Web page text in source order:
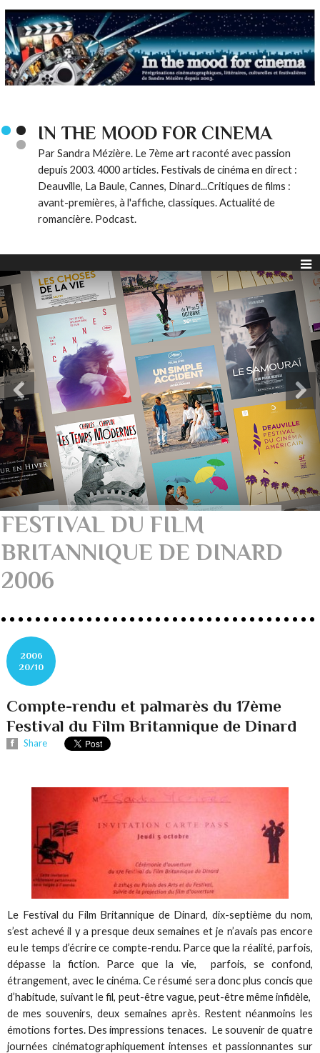
IN THE MOOD FOR CINEMA
Par Sandra Mézière. Le 7ème art raconté avec passion
depuis 2003. 4000 articles. Festivals de cinéma en direct :
Deauville, La Baule, Cannes, Dinard...Critiques de films :
avant-premières, à l'affiche, classiques. Actualité de
romancière. Podcast.
FESTIVAL DU FILM
BRITANNIQUE DE DINARD
2006
2006
20/10
Compte-rendu et palmarès du 17ème
Festival du Film Britannique de Dinard
Share
Le Festival du Film Britannique de Dinard, dix-septième du nom,
s’est achevé il y a presque deux semaines et je n’avais pas encore
eu le temps d’écrire ce compte-rendu. Parce que la réalité, parfois,
dépasse la fiction. Parce que la vie, parfois, se confond,
étrangement, avec le cinéma. Ce résumé sera donc plus concis que
d’habitude, suivant le fil, peut-être vague, peut-être même infidèle,
de mes souvenirs, deux semaines après. Restent néanmoins les
émotions fortes. Des impressions tenaces. Le souvenir de quatre
journées cinématographiquement intenses et passionnantes sur